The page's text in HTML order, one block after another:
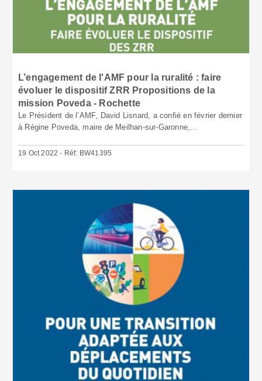
L’engagement de l'AMF pour la ruralité : faire
évoluer le dispositif ZRR Propositions de la
mission Poveda - Rochette
Le Président de l’AMF, David Lisnard, a confié en février dernier
à Régine Poveda, maire de Meilhan-sur-Garonne,...
19 Oct 2022 - Réf: BW41395